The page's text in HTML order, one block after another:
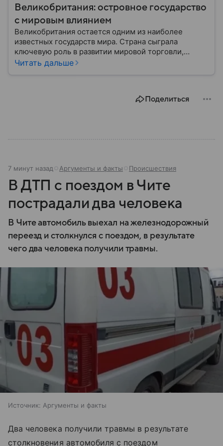
Великобритания: островное государство
с мировым влиянием
Великобритания остается одним из наиболее
известных государств мира. Страна сыграла
ключевую роль в развитии мировой торговли,
промышленности, науки и международных
Читать дальше
Поделиться
7 минут назад Аргументы и факты Происшествия
В ДТП с поездом в Чите
пострадали два человека
В Чите автомобиль выехал на железнодорожный
переезд и столкнулся с поездом, в результате
чего два человека получили травмы.
Источник: Аргументы и факты
Два человека получили травмы в результате
столкновения автомобиля с поездом